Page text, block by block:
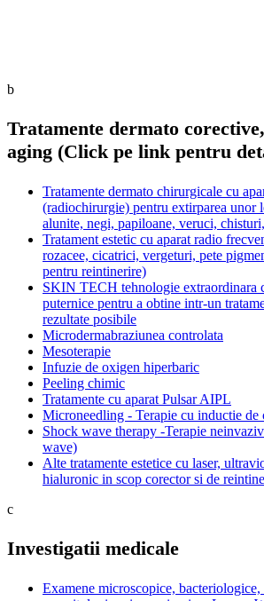
b
Tratamente dermato
aging (Click pe link pentru
Tratamente dermato chirurgicale cu
(radiochirurgie) pentru extirparea unor
alunite, negi, papiloane, veruci,
Tratament estetic cu aparat radio
rozacee, cicatrici, vergeturi, pete
pentru reintinerire)
SKIN TECH tehnologie extraordinara
puternice pentru a obtine intr-un
rezultate posibile
Microdermabraziunea controlata
Mesoterapie
Infuzie de oxigen hiperbaric
Peeling chimic
Tratamente cu aparat Pulsar AIPL
Microneedling - Terapie cu inductie de
Shock wave therapy -Terapie
wave)
Alte tratamente estetice cu laser,
hialuronic in scop corector si de
c
Investigatii medicale
Examene microscopice,